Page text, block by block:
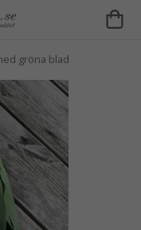
gröna blad